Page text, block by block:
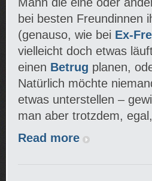
bei besten Freundinnen
(genauso, wie bei Ex-
vielleicht doch etwas
einen Betrug planen,
Natürlich möchte
etwas unterstellen –
man aber trotzdem,
Read more